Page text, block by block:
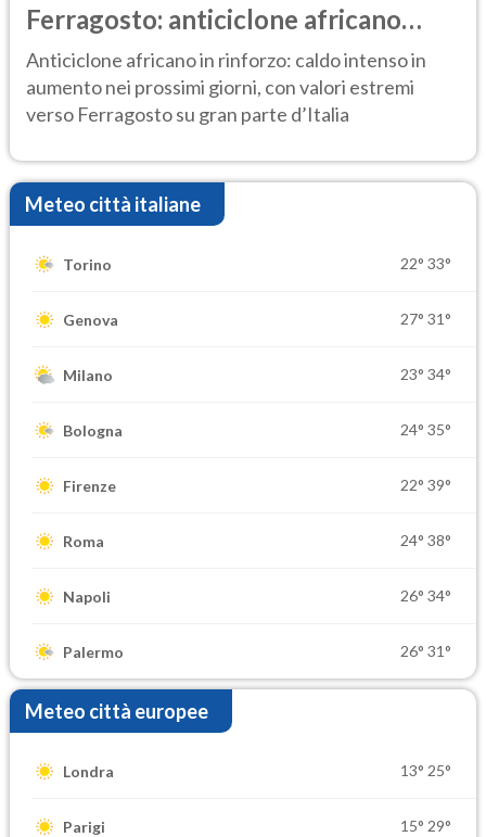
Ferragosto: anticiclone africano
ancora protagonista
Anticiclone africano in rinforzo: caldo intenso in
aumento nei prossimi giorni, con valori estremi
verso Ferragosto su gran parte d’Italia
Meteo città italiane
Torino 22° 33°
Genova 27° 31°
Milano 23° 34°
Bologna 24° 35°
Firenze 22° 39°
Roma 24° 38°
Napoli 26° 34°
Palermo 26° 31°
Meteo città europee
Londra 13° 25°
Parigi 15° 29°